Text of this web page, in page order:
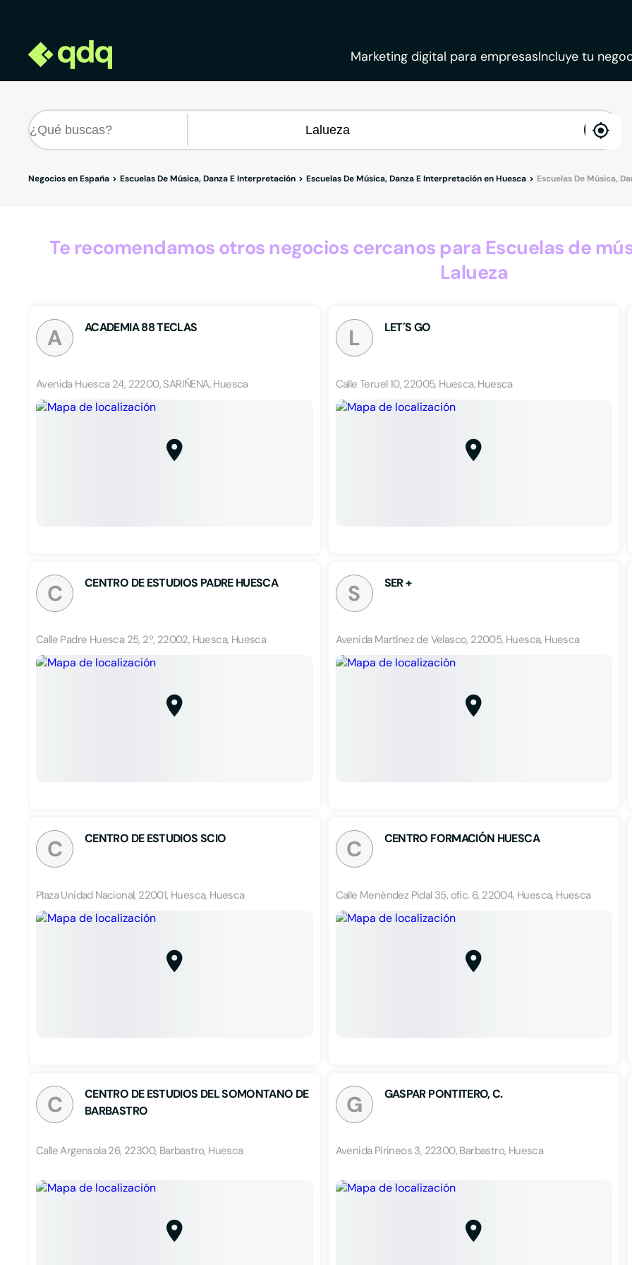
Marketing digital para empresasIncluye tu
Negocios en España Escuelas De Música, Danza E Interpretación Escuelas De Música, Danza E Interpretación en Huesca Escuelas De Música,
Te recomendamos otros negocios cercanos para Escuelas de
Lalueza
A ACADEMIA 88 TECLAS
Avenida Huesca 24, 22200, SARIÑENA, Huesca
L LET´S GO
Calle Teruel 10, 22005, Huesca, Huesca
C CENTRO DE ESTUDIOS PADRE HUESCA
Calle Padre Huesca 25, 2º, 22002, Huesca, Huesca
S SER +
Avenida Martínez de Velasco, 22005, Huesca, Huesca
C CENTRO DE ESTUDIOS SCIO
Plaza Unidad Nacional, 22001, Huesca, Huesca
C CENTRO FORMACIÓN HUESCA
Calle Menéndez Pidal 35, ofic. 6, 22004, Huesca, Huesca
C
CENTRO DE ESTUDIOS DEL SOMONTANO DE
BARBASTRO
Calle Argensola 26, 22300, Barbastro, Huesca
G GASPAR PONTITERO, C.
Avenida Pirineos 3, 22300, Barbastro, Huesca